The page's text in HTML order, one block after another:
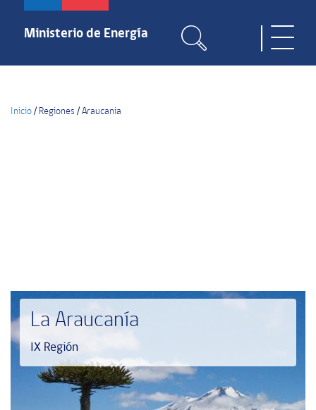
Pasar
contenido
Ministerio de Energía
Inicio/ Regiones /Araucania
La Araucanía
IX Región